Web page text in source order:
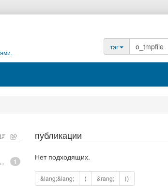
тэг
1
- Stack Overflow
публикации
Нет подходящих.
&lang;&lang; ⟨ &rang; ⟩⟩